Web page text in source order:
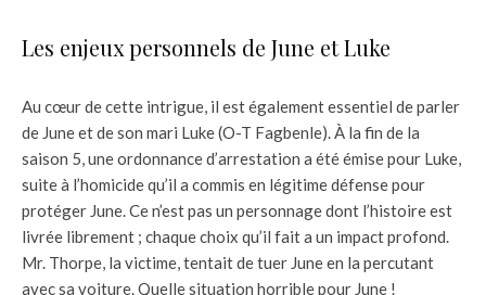
Les enjeux personnels de June et Luke
Au cœur de cette intrigue, il est également essentiel de parler
de June et de son mari Luke (O-T Fagbenle). À la fin de la
saison 5, une ordonnance d’arrestation a été émise pour Luke,
suite à l’homicide qu’il a commis en légitime défense pour
protéger June. Ce n’est pas un personnage dont l’histoire est
livrée librement ; chaque choix qu’il fait a un impact profond.
Mr. Thorpe, la victime, tentait de tuer June en la percutant
avec sa voiture. Quelle situation horrible pour June !